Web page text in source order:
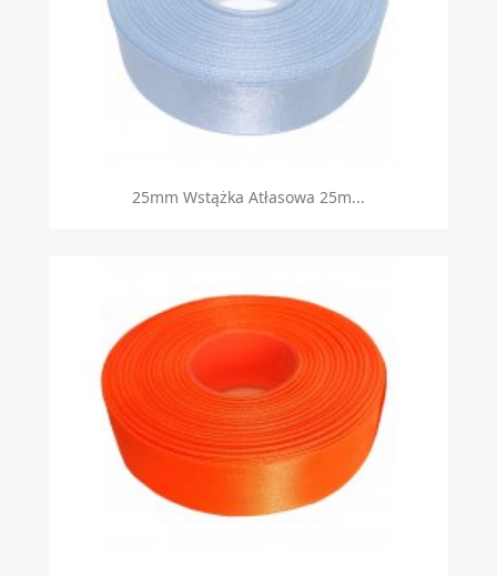
25mm Wstążka Atłasowa 25m...